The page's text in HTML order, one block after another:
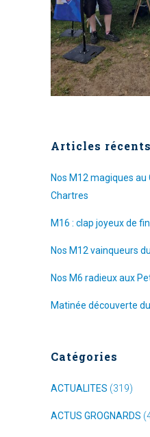
Articles récents
Nos M12 magiques au
Chartres
M16 : clap joyeux de
Nos M12 vainqueurs
Nos M6 radieux aux
Matinée découverte
Catégories
ACTUALITES (319)
ACTUS GROGNARDS